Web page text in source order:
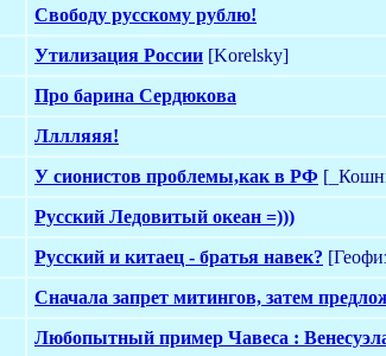
Свободу русскому рублю!
Утилизация России [Korelsky]
Про барина Сердюкова
Лллляяя!
У сионистов проблемы,как в РФ
Русский Ледовитый океан =)))
Русский и китаец - братья навек?
Сначала запрет митингов, затем
Любопытный пример Чавеса :